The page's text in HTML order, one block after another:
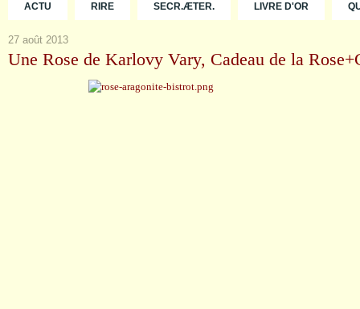
ACTU RIRE SECR.ÆTER. LIVRE D'OR
27 août 2013
Une Rose de Karlovy Vary, Cadeau de la